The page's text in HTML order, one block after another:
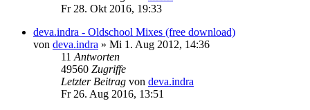
Fr 28. Okt 2016, 19:33
deva.indra - Oldschool Mixes (free download)
von deva.indra » Mi 1. Aug 2012, 14:36
11 Antworten
49560 Zugriffe
Letzter Beitrag von deva.indra
Fr 26. Aug 2016, 13:51